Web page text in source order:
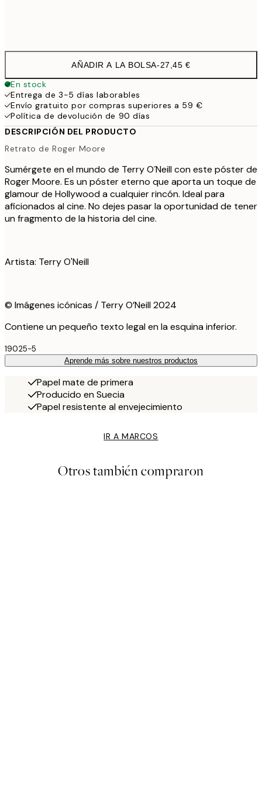
AÑADIR A LA BOLSA-27,45 €
En stock
Entrega de 3-5 días laborables
Envío gratuito por compras superiores a 59 €
Política de devolución de 90 días
DESCRIPCIÓN DEL PRODUCTO
Retrato de Roger Moore
Sumérgete en el mundo de Terry O´Neill con este póster de
Roger Moore. Es un póster eterno que aporta un toque de
glamour de Hollywood a cualquier rincón. Ideal para
aficionados al cine. No dejes pasar la oportunidad de tener
un fragmento de la historia del cine.
Artista: Terry O'Neill
© Imágenes icónicas / Terry O’Neill 2024
Contiene un pequeño texto legal en la esquina inferior.
19025-5
Aprende más sobre nuestros productos
Papel mate de primera
Producido en Suecia
Papel resistente al envejecimiento
IR A MARCOS
Otros también compraron